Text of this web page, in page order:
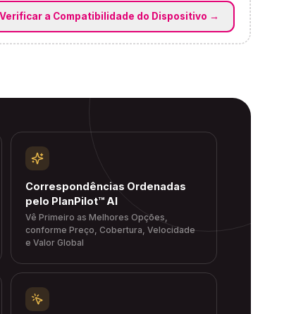
Verificar a Compatibilidade do Dispositivo →
Correspondências Ordenadas
pelo PlanPilot™ AI
Vê Primeiro as Melhores Opções,
conforme Preço, Cobertura, Velocidade
e Valor Global